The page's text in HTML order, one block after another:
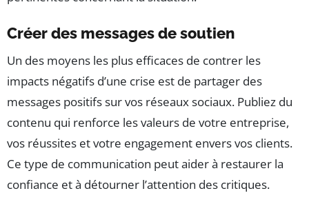
Créer des messages de soutien
Un des moyens les plus efficaces de contrer les
impacts négatifs d’une crise est de partager des
messages positifs sur vos réseaux sociaux. Publiez du
contenu qui renforce les valeurs de votre entreprise,
vos réussites et votre engagement envers vos clients.
Ce type de communication peut aider à restaurer la
confiance et à détourner l’attention des critiques.